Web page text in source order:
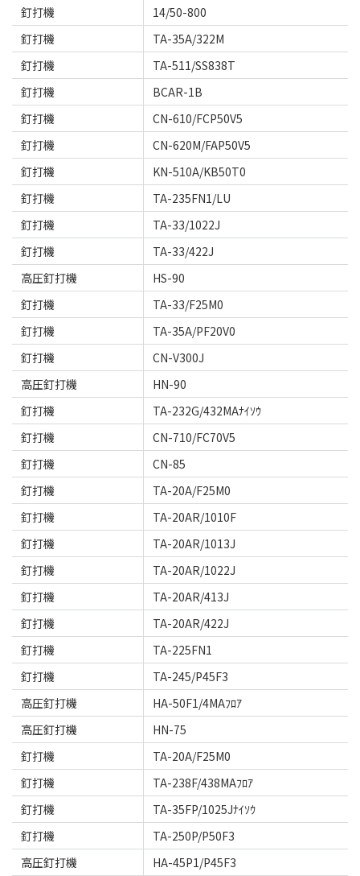
釘打機
14/50-800
釘打機
TA-35A/322M
釘打機
TA-511/SS838T
釘打機
BCAR-1B
釘打機
CN-610/FCP50V5
釘打機
CN-620M/FAP50V5
釘打機
KN-510A/KB50T0
釘打機
TA-235FN1/LU
釘打機
TA-33/1022J
釘打機
TA-33/422J
高圧釘打機
HS-90
釘打機
TA-33/F25M0
釘打機
TA-35A/PF20V0
釘打機
CN-V300J
高圧釘打機
HN-90
釘打機
TA-232G/432MAﾅｲｿｳ
釘打機
CN-710/FC70V5
釘打機
CN-85
釘打機
TA-20A/F25M0
釘打機
TA-20AR/1010F
釘打機
TA-20AR/1013J
釘打機
TA-20AR/1022J
釘打機
TA-20AR/413J
釘打機
TA-20AR/422J
釘打機
TA-225FN1
釘打機
TA-245/P45F3
高圧釘打機
HA-50F1/4MAﾌﾛｱ
高圧釘打機
HN-75
釘打機
TA-20A/F25M0
釘打機
TA-238F/438MAﾌﾛｱ
釘打機
TA-35FP/1025Jﾅｲｿｳ
釘打機
TA-250P/P50F3
高圧釘打機
HA-45P1/P45F3